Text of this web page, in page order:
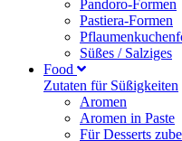
Pandoro-Formen
Pastiera-Formen
Süßes / Salziges
Food
Zutaten für Süßigkeiten
Aromen
Aromen in Paste
Für Desserts